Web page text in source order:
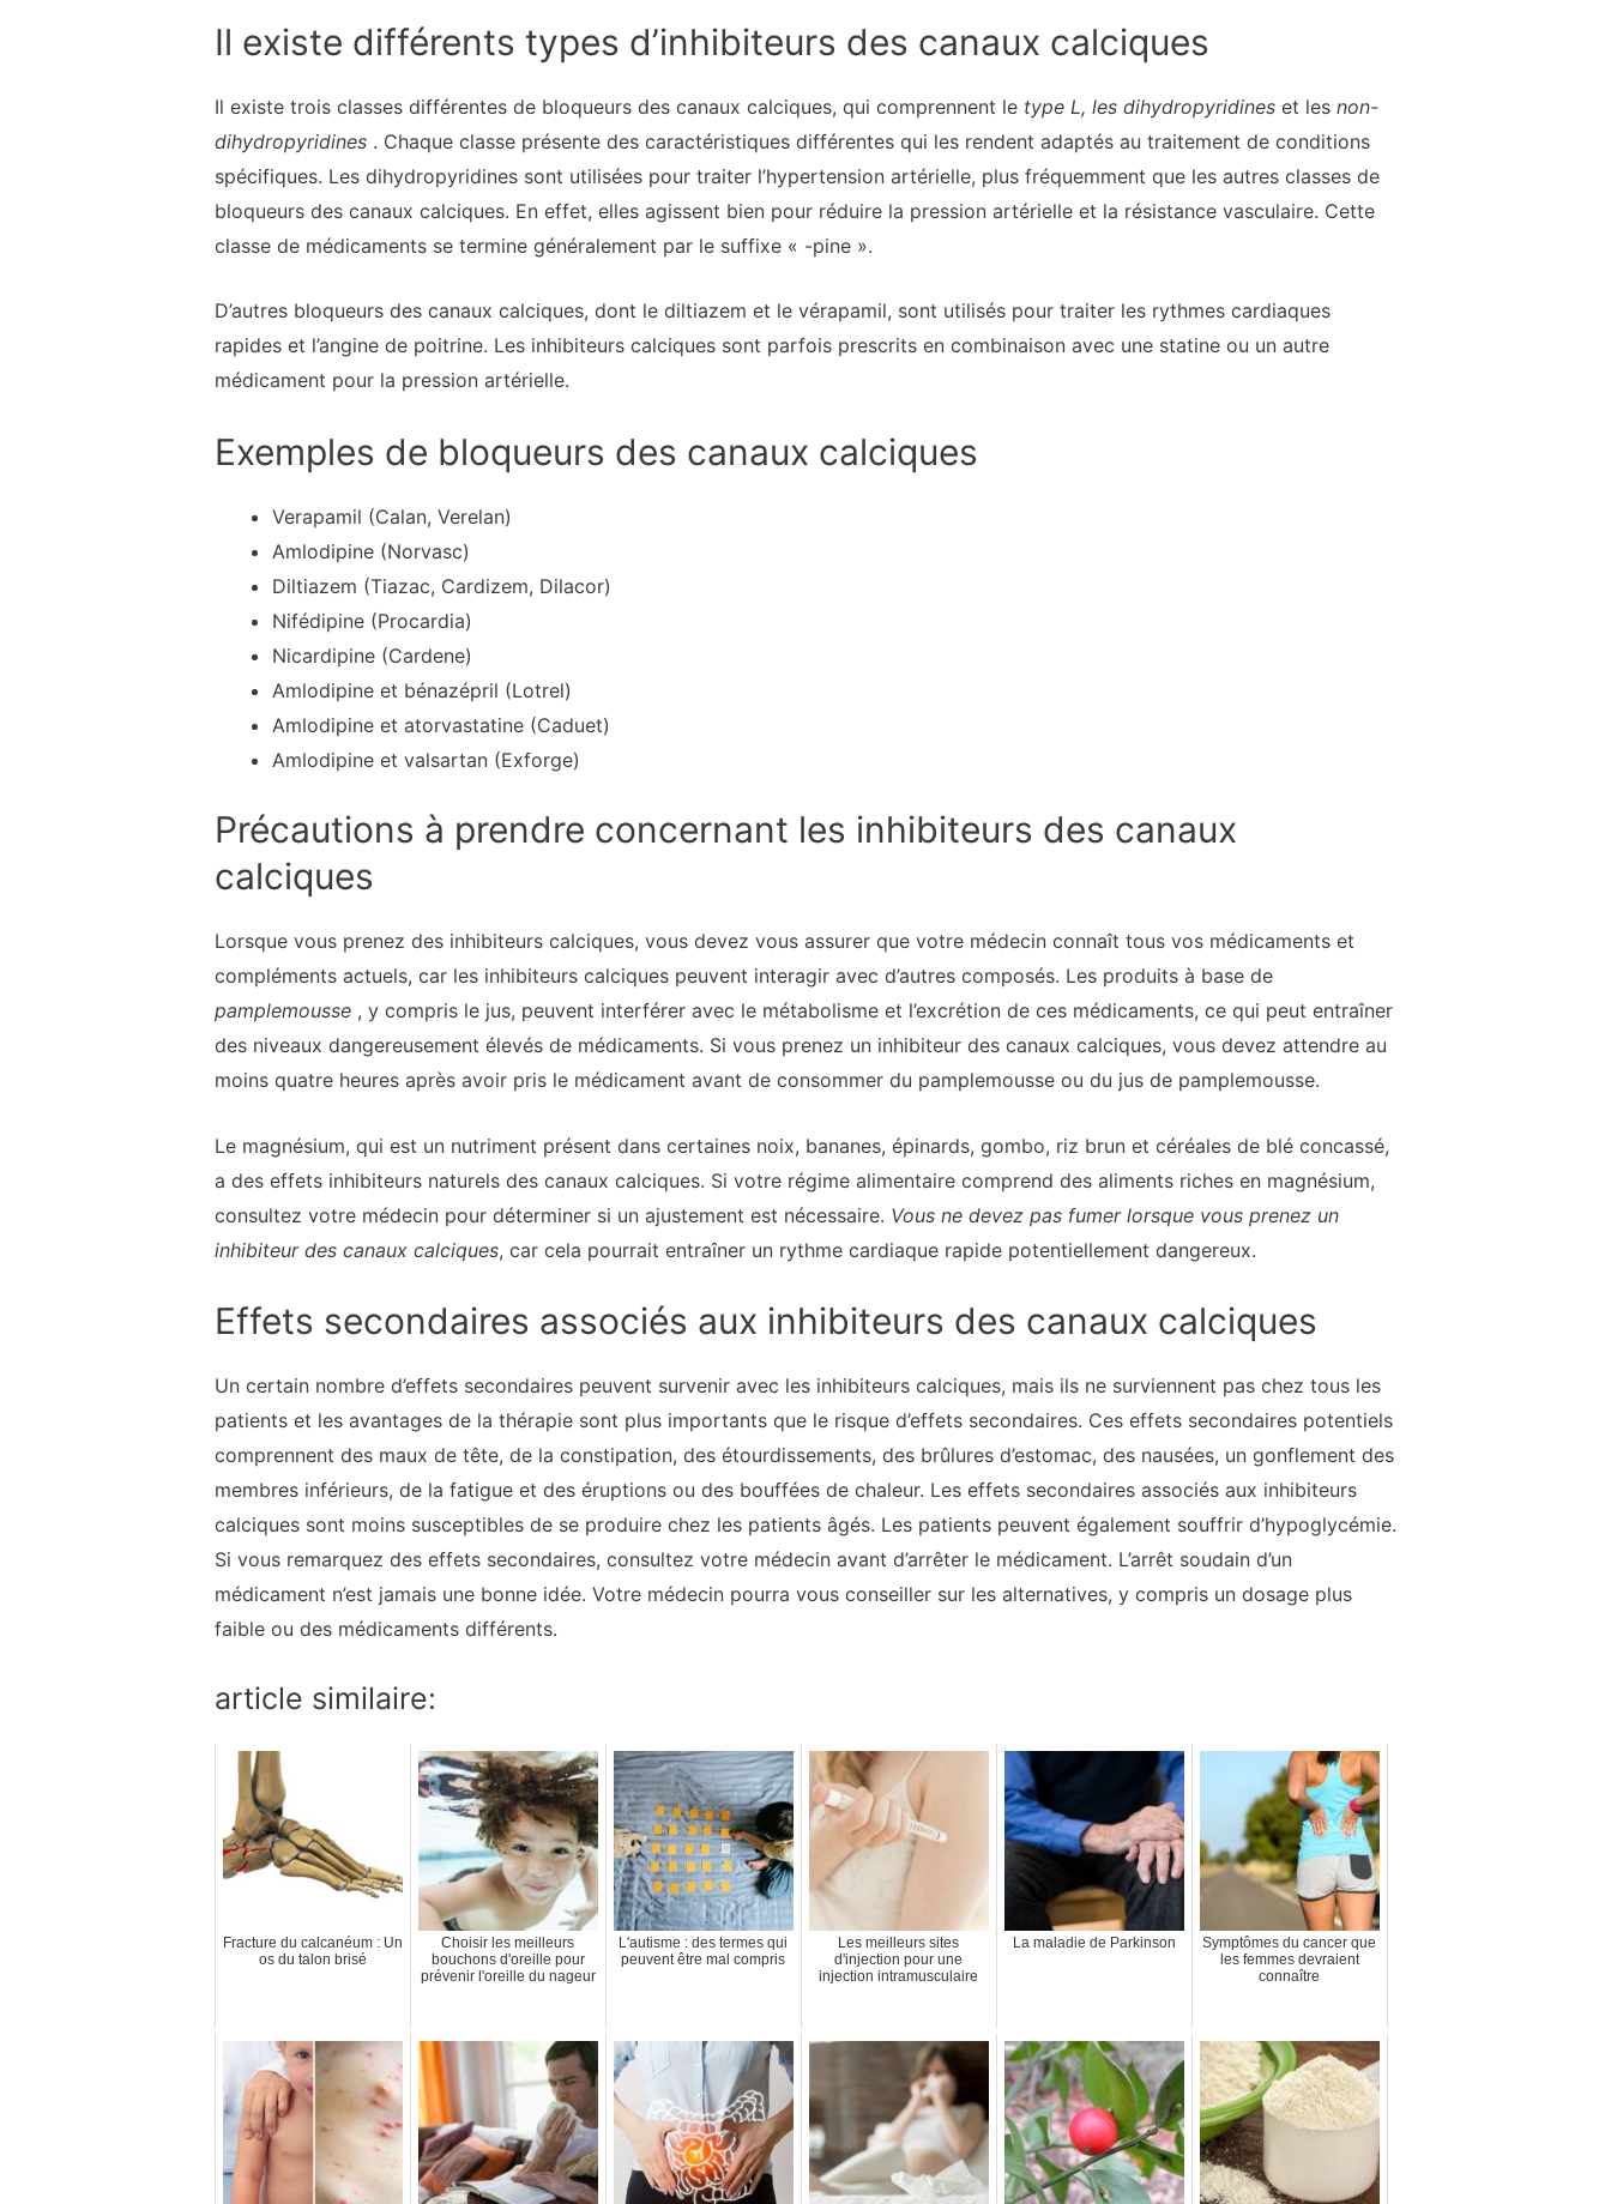
Il existe différents types d’inhibiteurs des canaux calciques
Il existe trois classes différentes de bloqueurs des canaux calciques, qui comprennent le type L, les dihydropyridines et les non-
dihydropyridines . Chaque classe présente des caractéristiques différentes qui les rendent adaptés au traitement de conditions
spécifiques. Les dihydropyridines sont utilisées pour traiter l’hypertension artérielle, plus fréquemment que les autres classes de
bloqueurs des canaux calciques. En effet, elles agissent bien pour réduire la pression artérielle et la résistance vasculaire. Cette
classe de médicaments se termine généralement par le suffixe « -pine ».
D’autres bloqueurs des canaux calciques, dont le diltiazem et le vérapamil, sont utilisés pour traiter les rythmes cardiaques
rapides et l’angine de poitrine. Les inhibiteurs calciques sont parfois prescrits en combinaison avec une statine ou un autre
médicament pour la pression artérielle.
Exemples de bloqueurs des canaux calciques
Verapamil (Calan, Verelan)
Amlodipine (Norvasc)
Diltiazem (Tiazac, Cardizem, Dilacor)
Nifédipine (Procardia)
Nicardipine (Cardene)
Amlodipine et bénazépril (Lotrel)
Amlodipine et atorvastatine (Caduet)
Amlodipine et valsartan (Exforge)
Précautions à prendre concernant les inhibiteurs des canaux
calciques
Lorsque vous prenez des inhibiteurs calciques, vous devez vous assurer que votre médecin connaît tous vos médicaments et
compléments actuels, car les inhibiteurs calciques peuvent interagir avec d’autres composés. Les produits à base de
pamplemousse , y compris le jus, peuvent interférer avec le métabolisme et l’excrétion de ces médicaments, ce qui peut entraîner
des niveaux dangereusement élevés de médicaments. Si vous prenez un inhibiteur des canaux calciques, vous devez attendre au
moins quatre heures après avoir pris le médicament avant de consommer du pamplemousse ou du jus de pamplemousse.
Le magnésium, qui est un nutriment présent dans certaines noix, bananes, épinards, gombo, riz brun et céréales de blé concassé,
a des effets inhibiteurs naturels des canaux calciques. Si votre régime alimentaire comprend des aliments riches en magnésium,
consultez votre médecin pour déterminer si un ajustement est nécessaire. Vous ne devez pas fumer lorsque vous prenez un
inhibiteur des canaux calciques, car cela pourrait entraîner un rythme cardiaque rapide potentiellement dangereux.
Effets secondaires associés aux inhibiteurs des canaux calciques
Un certain nombre d’effets secondaires peuvent survenir avec les inhibiteurs calciques, mais ils ne surviennent pas chez tous les
patients et les avantages de la thérapie sont plus importants que le risque d’effets secondaires. Ces effets secondaires potentiels
comprennent des maux de tête, de la constipation, des étourdissements, des brûlures d’estomac, des nausées, un gonflement des
membres inférieurs, de la fatigue et des éruptions ou des bouffées de chaleur. Les effets secondaires associés aux inhibiteurs
calciques sont moins susceptibles de se produire chez les patients âgés. Les patients peuvent également souffrir d’hypoglycémie.
Si vous remarquez des effets secondaires, consultez votre médecin avant d’arrêter le médicament. L’arrêt soudain d’un
médicament n’est jamais une bonne idée. Votre médecin pourra vous conseiller sur les alternatives, y compris un dosage plus
faible ou des médicaments différents.
article similaire:
Fracture du calcanéum : Un
os du talon brisé
Choisir les meilleurs
bouchons d'oreille pour
prévenir l'oreille du nageur
L'autisme : des termes qui
peuvent être mal compris
Les meilleurs sites
d'injection pour une
injection intramusculaire
La maladie de Parkinson
Symptômes du cancer que
les femmes devraient
connaître